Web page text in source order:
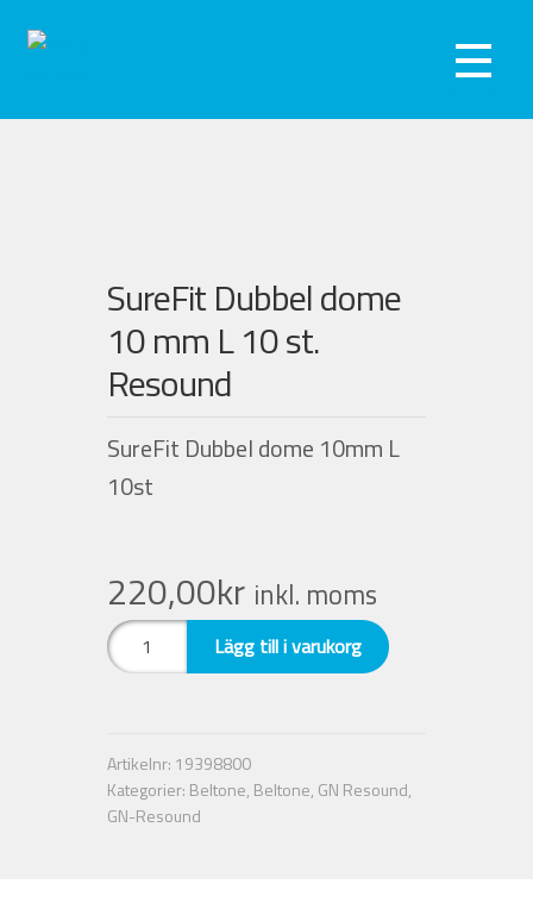
till
till
Meny
Hörseltest
Webshop
Nyheter
Integritetspolicy
Mitt konto
SureFit Dubbel dome
10 mm L 10 st.
Resound
220,00kr inkl. moms
SureFit Dubbel dome 10mm L
10st
SureFit
Dubbel
mm
L
10
Lägg till i varukorg
Artikelnr: 19398800
Kategorier: Beltone, Beltone, GN Resound,
GN-Resound